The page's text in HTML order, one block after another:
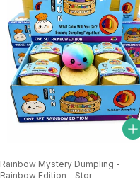
Rainbow Mystery Dumpling -
Rainbow Edition - Stor